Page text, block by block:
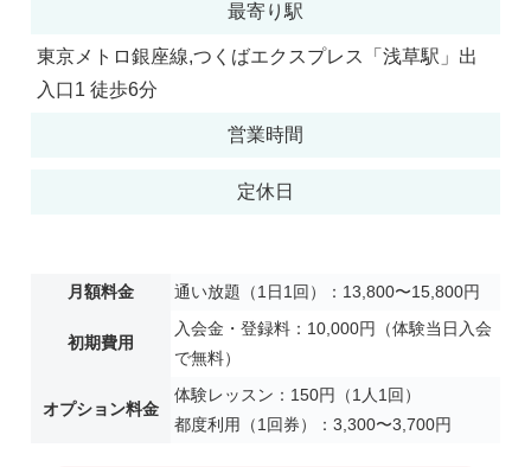
最寄り駅
東京メトロ銀座線,つくばエクスプレス「浅草駅」出
入口1 徒歩6分
営業時間
定休日
月額料金 通い放題（1日1回）：13,800〜15,800円
初期費用
入会金・登録料：10,000円（体験当日入会
で無料）
オプション料金
体験レッスン：150円（1人1回）
都度利用（1回券）：3,300〜3,700円